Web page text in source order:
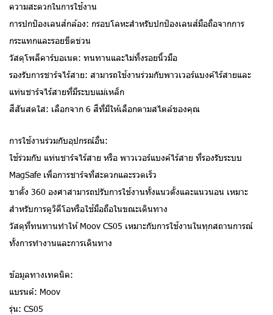
ความสะดวกในการใช้งาน
การปกป้องเลนส์กล้อง: กรอบโลหะสำหรับปกป้องเลนส์มือถือจากการ
กระแทกและรอยขีดข่วน
วัสดุโพลีคาร์บอเนต: ทนทานและไม่ทิ้งรอยนิ้วมือ
รองรับการชาร์จไร้สาย: สามารถใช้งานร่วมกับพาวเวอร์แบงค์ไร้สายและ
แท่นชาร์จไร้สายที่มีระบบแม่เหล็ก
สีสันสดใส: เลือกจาก 6 สีที่มีให้เลือกตามสไตล์ของคุณ
การใช้งานร่วมกับอุปกรณ์อื่น:
ใช้ร่วมกับ แท่นชาร์จไร้สาย หรือ พาวเวอร์แบงค์ไร้สาย ที่รองรับระบบ
MagSafe เพื่อการชาร์จที่สะดวกและรวดเร็ว
ขาตั้ง 360 องศาสามารถปรับการใช้งานทั้งแนวตั้งและแนวนอน เหมาะ
สำหรับการดูวิดีโอหรือใช้มือถือในขณะเดินทาง
วัสดุที่ทนทานทำให้ Moov CS05 เหมาะกับการใช้งานในทุกสถานการณ์
ทั้งการทำงานและการเดินทาง
ข้อมูลทางเทคนิค:
แบรนด์: Moov
รุ่น: CS05